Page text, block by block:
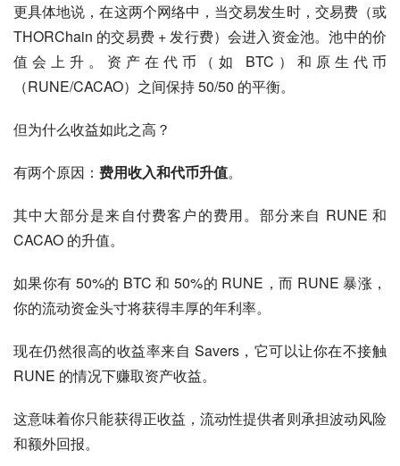
更具体地说，在这两个网络中，当交易发生时，交易费（或
THORChain 的交易费 + 发行费）会进入资金池。池中的价
值会上升。资产在代币（如 BTC）和原生代币
（RUNE/CACAO）之间保持 50/50 的平衡。
但为什么收益如此之高？
有两个原因： 费用收入和代币升值。
其中大部分是来自付费客户的费用。部分来自 RUNE 和
CACAO 的升值。
如果你有 50%的 BTC 和 50%的 RUNE，而 RUNE 暴涨，
你的流动资金头寸将获得丰厚的年利率。
现在仍然很高的收益率来自 Savers，它可以让你在不接触
RUNE 的情况下赚取资产收益。
这意味着你只能获得正收益，流动性提供者则承担波动风险
和额外回报。